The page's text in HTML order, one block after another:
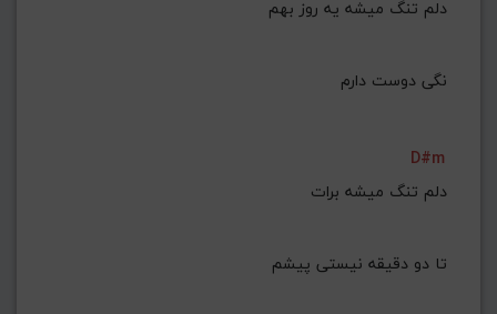
نگی دوست دارم
D#m
تا دو دقیقه نیستی پیشم